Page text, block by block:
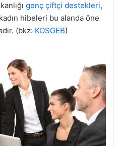
genç çiftçi destekleri,
hibeleri bu alanda öne
(bkz: KOSGEB)